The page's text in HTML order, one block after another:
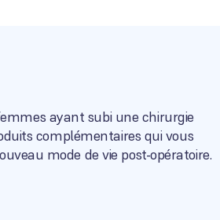
ayant subi une chirurgie
complémentaires qui vous
mode de vie post-opératoire.